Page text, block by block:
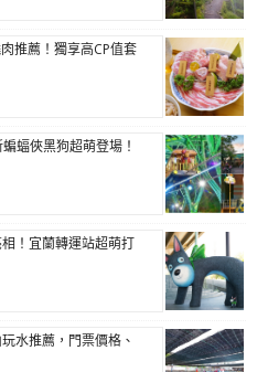
推薦！獨享高CP值套
蝠俠黑狗超萌登場！
相！宜蘭轉運站超萌打
水推薦，門票價格、